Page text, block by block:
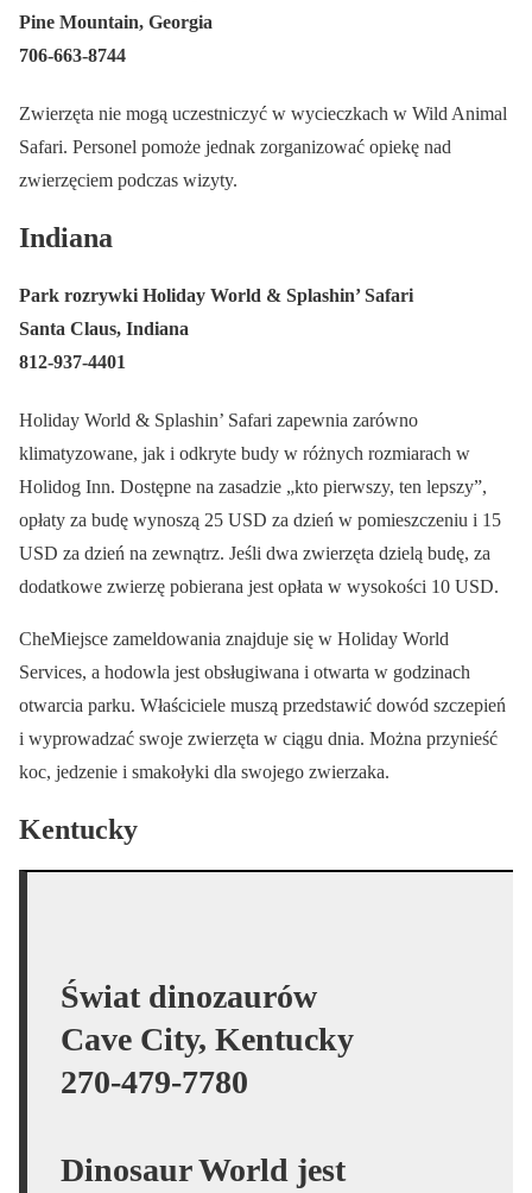
Pine Mountain, Georgia
706-663-8744
Zwierzęta nie mogą uczestniczyć w wycieczkach w Wild Animal
Safari. Personel pomoże jednak zorganizować opiekę nad
zwierzęciem podczas wizyty.
Indiana
Park rozrywki Holiday World & Splashin’ Safari
Santa Claus, Indiana
812-937-4401
Holiday World & Splashin’ Safari zapewnia zarówno
klimatyzowane, jak i odkryte budy w różnych rozmiarach w
Holidog Inn. Dostępne na zasadzie „kto pierwszy, ten lepszy”,
opłaty za budę wynoszą 25 USD za dzień w pomieszczeniu i 15
USD za dzień na zewnątrz. Jeśli dwa zwierzęta dzielą budę, za
dodatkowe zwierzę pobierana jest opłata w wysokości 10 USD.
CheMiejsce zameldowania znajduje się w Holiday World
Services, a hodowla jest obsługiwana i otwarta w godzinach
otwarcia parku. Właściciele muszą przedstawić dowód szczepień
i wyprowadzać swoje zwierzęta w ciągu dnia. Można przynieść
koc, jedzenie i smakołyki dla swojego zwierzaka.
Kentucky
Świat dinozaurów
Cave City, Kentucky
270-479-7780
Dinosaur World jest